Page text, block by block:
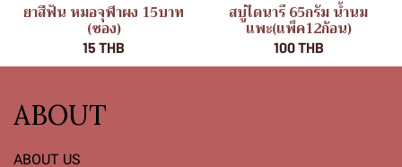
ยาสีฟัน หมอจุฬาผง 15บาท
(ซอง)
15 THB
สบู่ไดนารี 65กรัม น้ำนม
แพะ(แพ็ค12ก้อน)
100 THB
ABOUT
ABOUT US